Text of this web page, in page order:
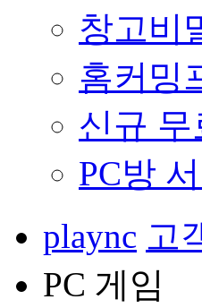
창고비
홈커밍
신규 무
PC방
plaync 고
PC 게임